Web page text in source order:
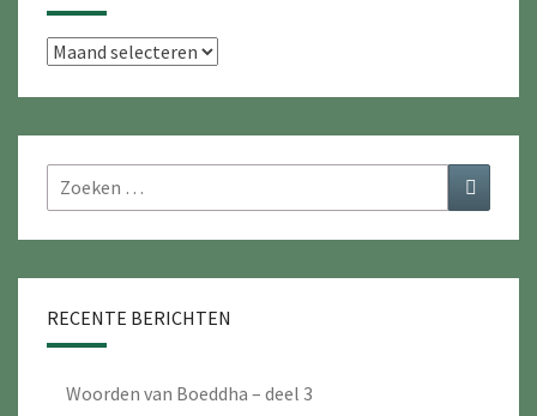
Archieven
Zoeken
naar:
Zoeken
RECENTE BERICHTEN
Woorden van Boeddha – deel 3